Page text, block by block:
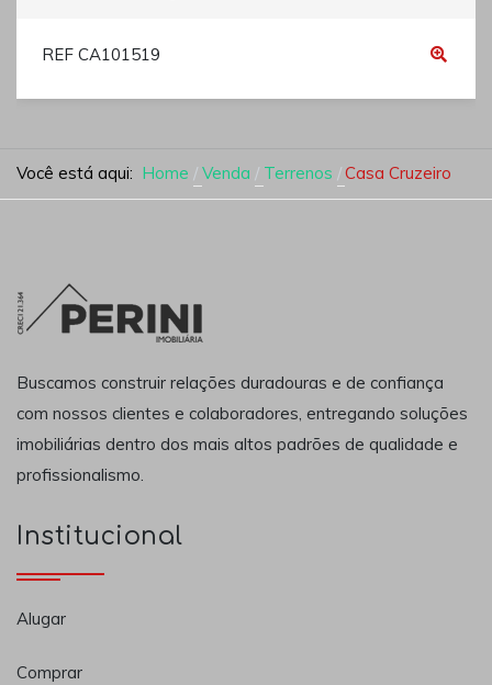
REF CA101519
Você está aqui: Home Venda Terrenos Casa Cruzeiro
Buscamos construir relações duradouras e de confiança
com nossos clientes e colaboradores, entregando soluções
imobiliárias dentro dos mais altos padrões de qualidade e
profissionalismo.
Institucional
Alugar
Comprar